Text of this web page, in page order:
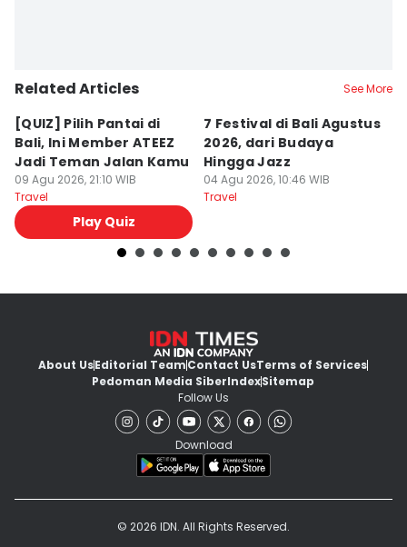
Related Articles See More
[QUIZ] Pilih Pantai di
Bali, Ini Member ATEEZ
Jadi Teman Jalan Kamu
09 Agu 2026, 21:10 WIB
Travel
Play Quiz
7 Festival di Bali Agustus
2026, dari Budaya
Hingga Jazz
04 Agu 2026, 10:46 WIB
Travel
About UsEditorial TeamContact UsTerms of Services
Pedoman Media SiberIndexSitemap
Follow Us
Download
© 2026 IDN. All Rights Reserved.